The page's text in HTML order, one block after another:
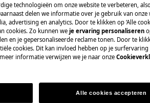
Boek een
Maak een
gekwalificeerde
onze
technologieën om onze website te verbeteren,
delen we informatie over je gebruik van onze
advertising en analytics. Door te klikken op ‘Alle
cookies. Zo kunnen weje ervaring personaliseren
en je gepersonaliseerde reclame tonen. Door te
cookies. Dit kan invloed hebben op je
informatie verwijzen we je naar onze
Alle cookies accepteren